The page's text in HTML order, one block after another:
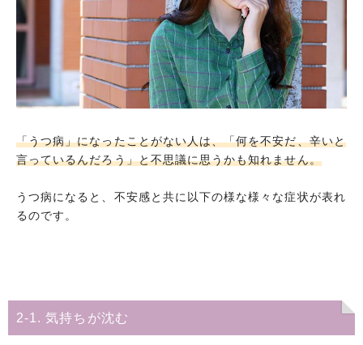
「うつ病」になったことがない人は、「何を不安だ、辛いと
言っているんだろう」と不思議に思うかも知れません。
うつ病になると、不安感と共に以下の様な様々な症状が表れ
るのです。
2-1. 気持ちが沈む